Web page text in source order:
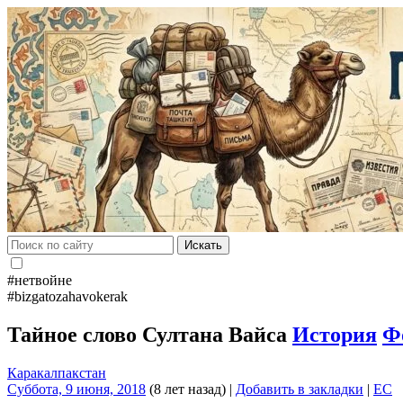
Искать
#нетвойне
#bizgatozahavokerak
Тайное слово Султана Вайса История
Каракалпакстан
Суббота, 9 июня, 2018 (8 лет назад) | Добавить в закладки | EC